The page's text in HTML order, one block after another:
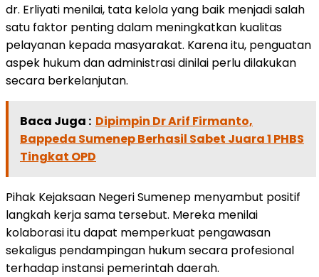
dr. Erliyati menilai, tata kelola yang baik menjadi salah
satu faktor penting dalam meningkatkan kualitas
pelayanan kepada masyarakat. Karena itu, penguatan
aspek hukum dan administrasi dinilai perlu dilakukan
secara berkelanjutan.
Baca Juga : Dipimpin Dr Arif Firmanto,
Bappeda Sumenep Berhasil Sabet Juara 1 PHBS
Tingkat OPD
Pihak Kejaksaan Negeri Sumenep menyambut positif
langkah kerja sama tersebut. Mereka menilai
kolaborasi itu dapat memperkuat pengawasan
sekaligus pendampingan hukum secara profesional
terhadap instansi pemerintah daerah.